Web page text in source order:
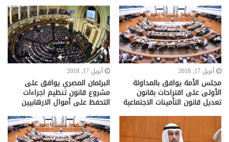
أبريل 17, 2018
مجلس الأمة يوافق بالمداولة
الأولى على اقتراحات بقانون
تعديل قانون التأمينات الاجتماعية
أبريل 17, 2018
البرلمان المصري يوافق على
مشروع قانون تنظيم اجراءات
التحفظ على أموال الارهابيين